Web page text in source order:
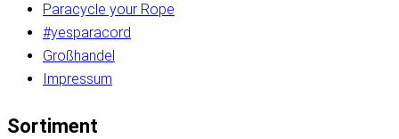
Paracycle your Rope
#yesparacord
Großhandel
Impressum
Sortiment